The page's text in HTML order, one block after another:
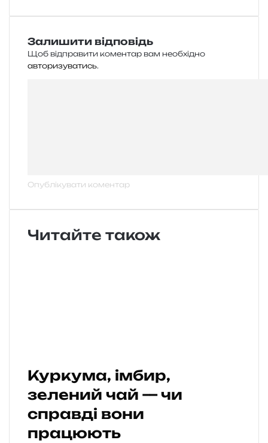
Залишити відповідь
Щоб відправити коментар вам необхідно
авторизуватись.
Читайте також
Куркума, імбир,
зелений чай — чи
справді вони
працюють